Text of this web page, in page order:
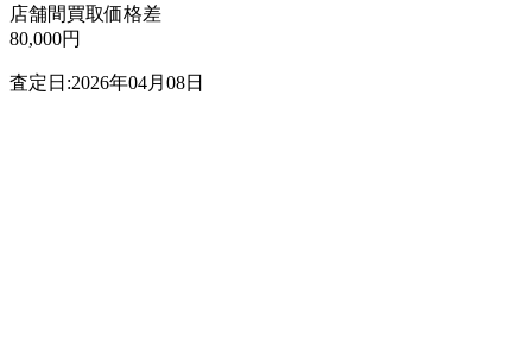
店舗間買取価格差
80,000円
査定日:2026年04月08日